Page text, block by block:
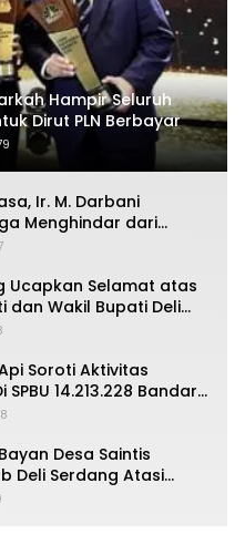
Hampir Seluruh
Dirut PLN Berbayar
Ir. M. Darbani
Menghindar dari
Politik
Ucapkan Selamat atas
dan Wakil Bupati Deli
Soroti Aktivitas
14.213.228 Bandar
Desa Saintis
Deli Serdang Atasi